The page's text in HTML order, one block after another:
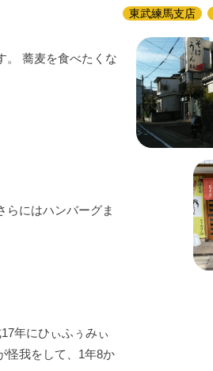
。 蕎麦を食べたくな
東武練馬支店
らにはハンバーグま
年にひぃふぅみぃ
怪我をして、1年8か